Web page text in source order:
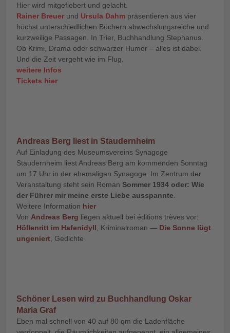
Hier wird mitgefiebert und gelacht.
Rainer Breuer und Ursula Dahm präsentieren aus vier
höchst unterschiedlichen Büchern abwechslungsreiche und
kurzweilige Passagen. In Trier, Buchhandlung Stephanus.
Ob Krimi, Drama oder schwarzer Humor – alles ist dabei.
Und die Zeit vergeht wie im Flug.
weitere Infos
Tickets hier
Andreas Berg liest in Staudernheim
Auf Einladung des Museumsvereins Synagoge
Staudernheim liest Andreas Berg am kommenden Sonntag
um 17 Uhr in der ehemaligen Synagoge. Im Zentrum der
Veranstaltung steht sein Roman Sommer 1934 oder: Wie
der Führer mir meine erste Liebe ausspannte
Weitere Information hier
Von Andreas Berg liegen aktuell bei éditions trèves vor:
Höllenritt im Hafenidyll , Kriminalroman — Die Sonne lügt
ungeniert , Gedichte
Schöner Lesen wird zu Buchhandlung Oskar
Maria Graf
Eben mal schnell von 40 auf 80 qm die Ladenfläche